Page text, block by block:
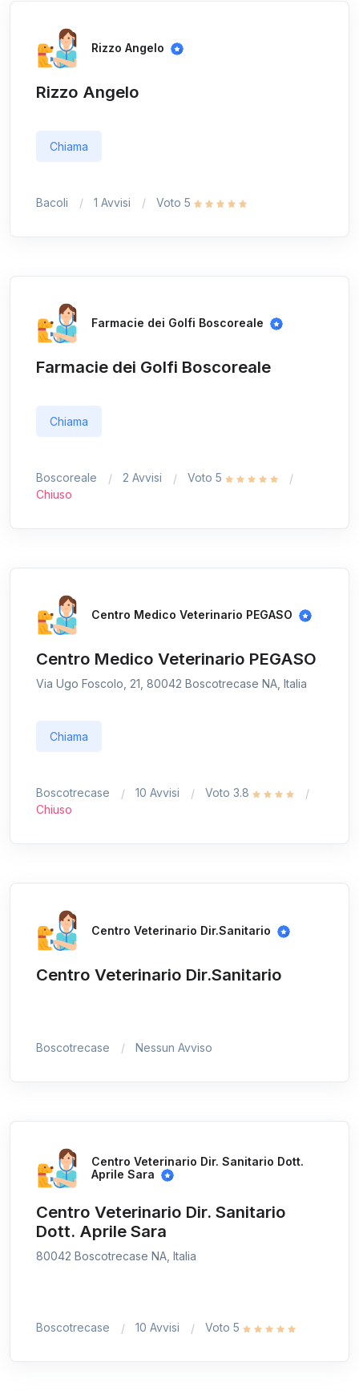
Rizzo Angelo
Rizzo Angelo
Chiama
Bacoli 1 Avvisi Voto 5
Farmacie dei Golfi Boscoreale
Farmacie dei Golfi Boscoreale
Chiama
Boscoreale 2 Avvisi
Voto 5
Chiuso
Centro Medico Veterinario PEGASO
Centro Medico Veterinario PEGASO
Via Ugo Foscolo, 21, 80042 Boscotrecase NA, Italia
Chiama
Boscotrecase 10 Avvisi
Voto 3.8
Chiuso
Centro Veterinario Dir.Sanitario
Centro Veterinario Dir.Sanitario
Boscotrecase Nessun Avviso
Centro Veterinario Dir. Sanitario Dott.
Aprile Sara
Centro Veterinario Dir. Sanitario
Dott. Aprile Sara
80042 Boscotrecase NA, Italia
Boscotrecase 10 Avvisi Voto 5